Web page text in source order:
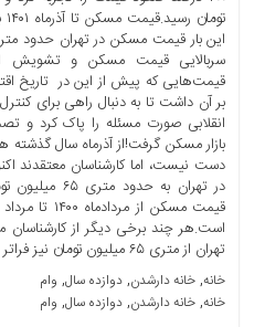
برگه
نمونه
تعرفه
درباره
سربالایی قیمت مسکن و تشویش
قیمت‌هایی که پیش از این در تاریخ
بر آن داشت تا به دنبال راهی برای
انقلابی صورت مسئله را پاک کرد و
بازار مسکن گرفت!از آذرماه سال
دست نیست، اما کارشناسان معتقدند
در تهران به
است.هر چند برخی دیگر از
تهران از متری ۶۵ میلیون تومان نیز فراتر رفته است!
خانه, خانه دارشدن, دوازده سال, وام
خانه, خانه دارشدن, دوازده سال, وام